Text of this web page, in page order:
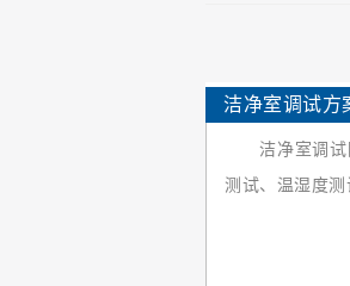
洁净室调试方
洁净室调试阶
测试、温湿度